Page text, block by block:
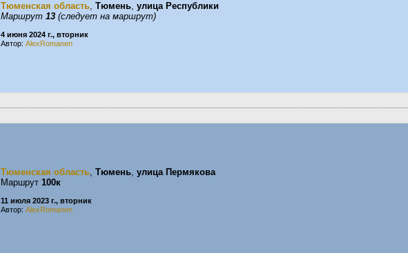
Тюменская область, Тюмень, улица Республики
Маршрут 13 (следует на маршрут)
4 июня 2024 г., вторник
Автор: AlexRomanen
Тюменская область, Тюмень, улица Пермякова
Маршрут 100к
11 июля 2023 г., вторник
Автор: AlexRomanen